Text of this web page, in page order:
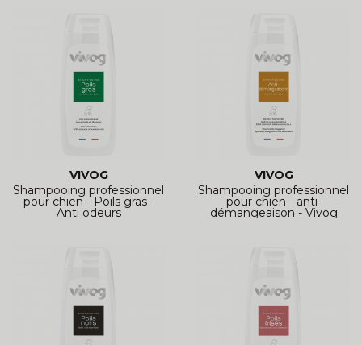
VIVOG
Shampooing professionnel
pour chien - Poils gras -
Anti odeurs
VIVOG
Shampooing professionnel
pour chien - anti-
démangeaison - Vivog